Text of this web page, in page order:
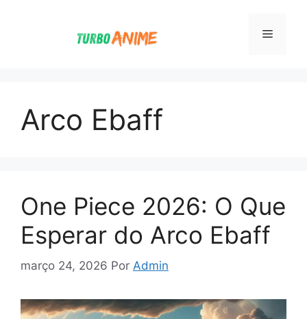
Menu
Arco Ebaff
One Piece 2026: O Que
Esperar do Arco Ebaff
março 24, 2026 Por Admin